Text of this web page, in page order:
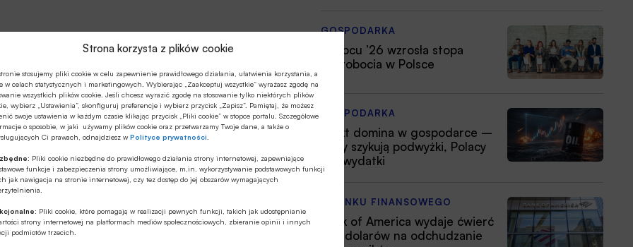
Strona korzysta z plików cookie
stosujemy pliki cookie w celu zapewnienie prawidłowego działania, ułatwienia korzystania, a
w celach statystycznych i marketingowych. Wybierając „Zaakceptuj wszystkie” wyrażasz zgodę na
wszystkich plików cookie. Jeśli chcesz wyrazić zgodę na stosowanie tylko niektórych plików
wybierz „Ustawienia”, skonfiguruj preferencje i wybierz przycisk „Zapisz”. Pamiętaj, że możesz
swoje ustawienia w każdym czasie klikając przycisk „Pliki cookie” w stopce portalu. Szczegółowe
o sposobie, w jaki używamy plików cookie oraz przetwarzamy Twoje dane, a także o
Ci prawach, odnajdziesz wPolityce prywatności
Pliki cookie niezbędne do prawidłowego działania strony internetowej, zapewniające
funkcje i zabezpieczenia strony umożliwiające, m.in. wykorzystywanie podstawowych funkcji
jak nawigacja na stronie internetowej, czy tez dostęp do jej obszarów wymagających
Pliki cookie, które pomagają w realizacji pewnych funkcji, takich jak udostępnianie
strony internetowej na platformach mediów społecznościowych, zbieranie opinii i innych
podmiotów trzecich.
GOSPODARKA
W lipcu ’26 wzrosła stopa
bezrobocia w Polsce
GOSPODARKA
Efekt domina w gospodarce –
firmy szykują podwyżki, Polacy
tną wydatki
Z RYNKU FINANSOWEGO
Bank of America wydaje ćwierć
mld dolarów na odchudzanie